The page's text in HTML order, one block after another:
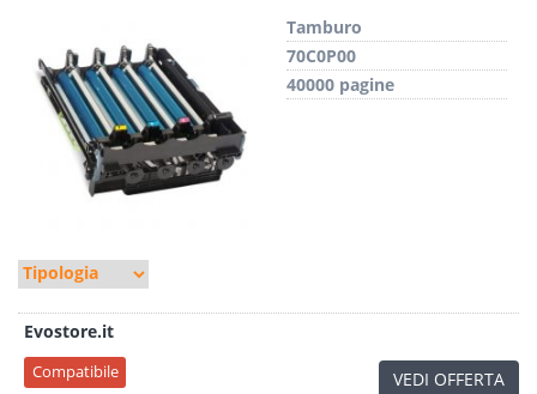
Tamburo
70C0P00
40000 pagine
Evostore.it
Compatibile VEDI OFFERTA